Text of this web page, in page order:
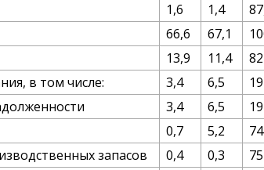
1,6 1,4
66,6 67,1
13,9 11,4
82
в том числе:
3,4 6,5
3,4 6,5
0,7 5,2
запасов
0,4 0,3
75